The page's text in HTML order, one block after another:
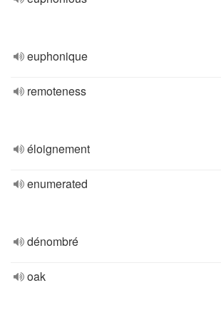
euphonique
remoteness
éloignement
enumerated
dénombré
oak